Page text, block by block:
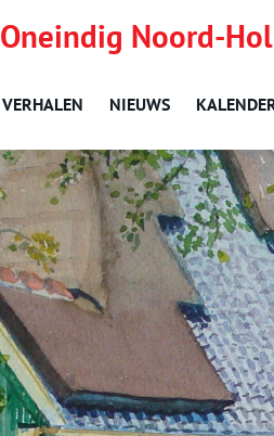
Oneindig Noord-
VERHALEN NIEUWS